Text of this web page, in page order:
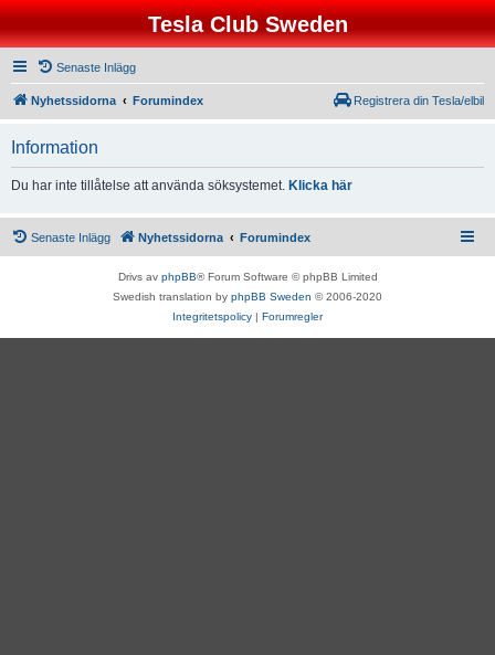
Tesla Club Sweden
Senaste Inlägg
Nyhetssidorna Forumindex Registrera din Tesla/elbil
Information
Du har inte tillåtelse att använda söksystemet. Klicka här
Senaste Inlägg Nyhetssidorna Forumindex
Drivs av phpBB® Forum Software © phpBB Limited
Swedish translation by phpBB Sweden © 2006-2020
Integritetspolicy | Forumregler